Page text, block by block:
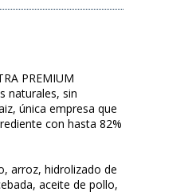
PREMIUM
naturales, sin
única empresa que
con hasta 82%
arroz, hidrolizado de
aceite de pollo,